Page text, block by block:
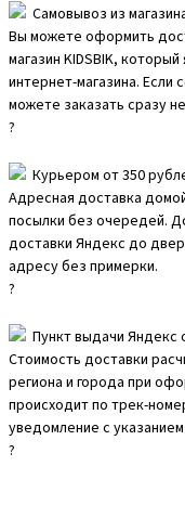
Самовывоз из
Вы можете оформить
магазин KIDSBIK,
интернет-магазина. Если
можете заказать сразу
?
Курьером от 350
Адресная доставка
посылки без очередей.
доставки Яндекс до
адресу без примерки.
?
Пункт выдачи Яндекс
Стоимость доставки
региона и города при
происходит по трек-
уведомление с
?